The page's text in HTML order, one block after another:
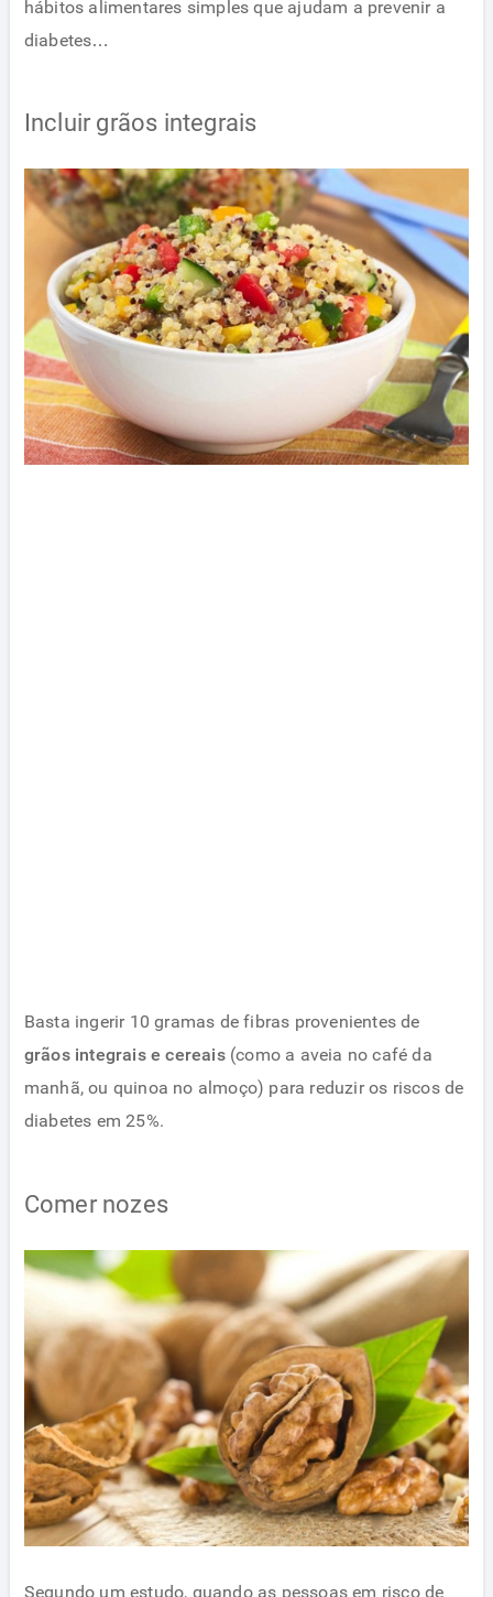
hábitos alimentares simples que ajudam a prevenir a
diabetes…
Incluir grãos integrais
Basta ingerir 10 gramas de fibras provenientes de
grãos integrais e cereais(como a aveia no café da
manhã, ou quinoa no almoço) para reduzir os riscos de
diabetes em 25%.
Comer nozes
Segundo um estudo, quando as pessoas em risco de